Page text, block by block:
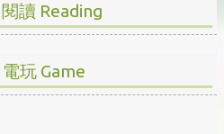
讀 Reading
營管理
文史地
玩 Game